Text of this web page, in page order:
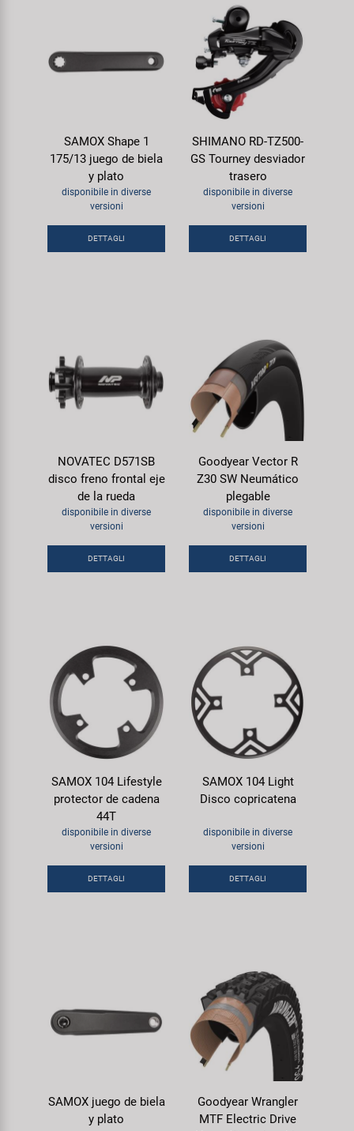
SAMOX Shape 1
175/13 juego de biela
y plato
disponibile in diverse
versioni
DETTAGLI
SHIMANO RD-TZ500-
GS Tourney desviador
trasero
disponibile in diverse
versioni
DETTAGLI
NOVATEC D571SB
disco freno frontal eje
de la rueda
disponibile in diverse
versioni
DETTAGLI
Goodyear Vector R
Z30 SW Neumático
plegable
disponibile in diverse
versioni
DETTAGLI
SAMOX 104 Lifestyle
protector de cadena
44T
disponibile in diverse
versioni
DETTAGLI
SAMOX 104 Light
Disco copricatena
disponibile in diverse
versioni
DETTAGLI
SAMOX juego de biela
y plato
Goodyear Wrangler
MTF Electric Drive